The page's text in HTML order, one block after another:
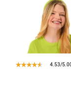
4.53/